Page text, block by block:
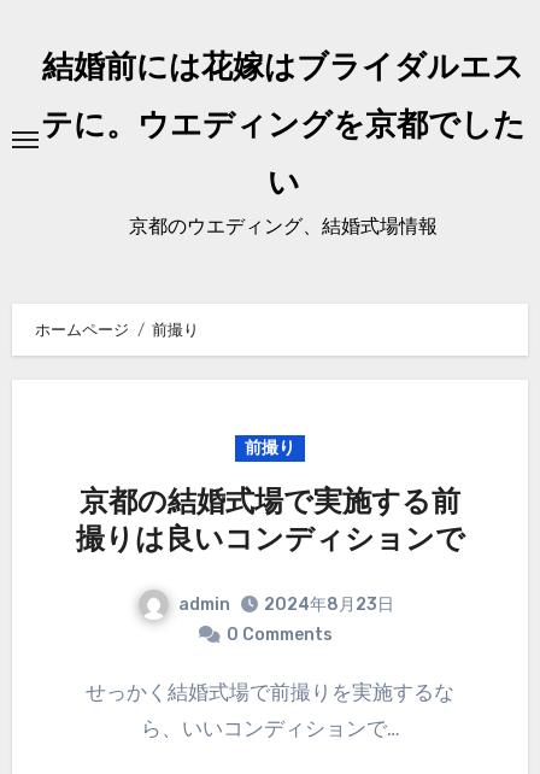
キ
結婚前には花嫁はブライダルエス
テに。ウエディングを京都でした
い
京都のウエディング、結婚式場情報
ホームページ 前撮り
前撮り
京都の結婚式場で実施する前
撮りは良いコンディションで
admin
2024年8月23日
0 Comments
せっかく結婚式場で前撮りを実施するな
ら、いいコンディションで…